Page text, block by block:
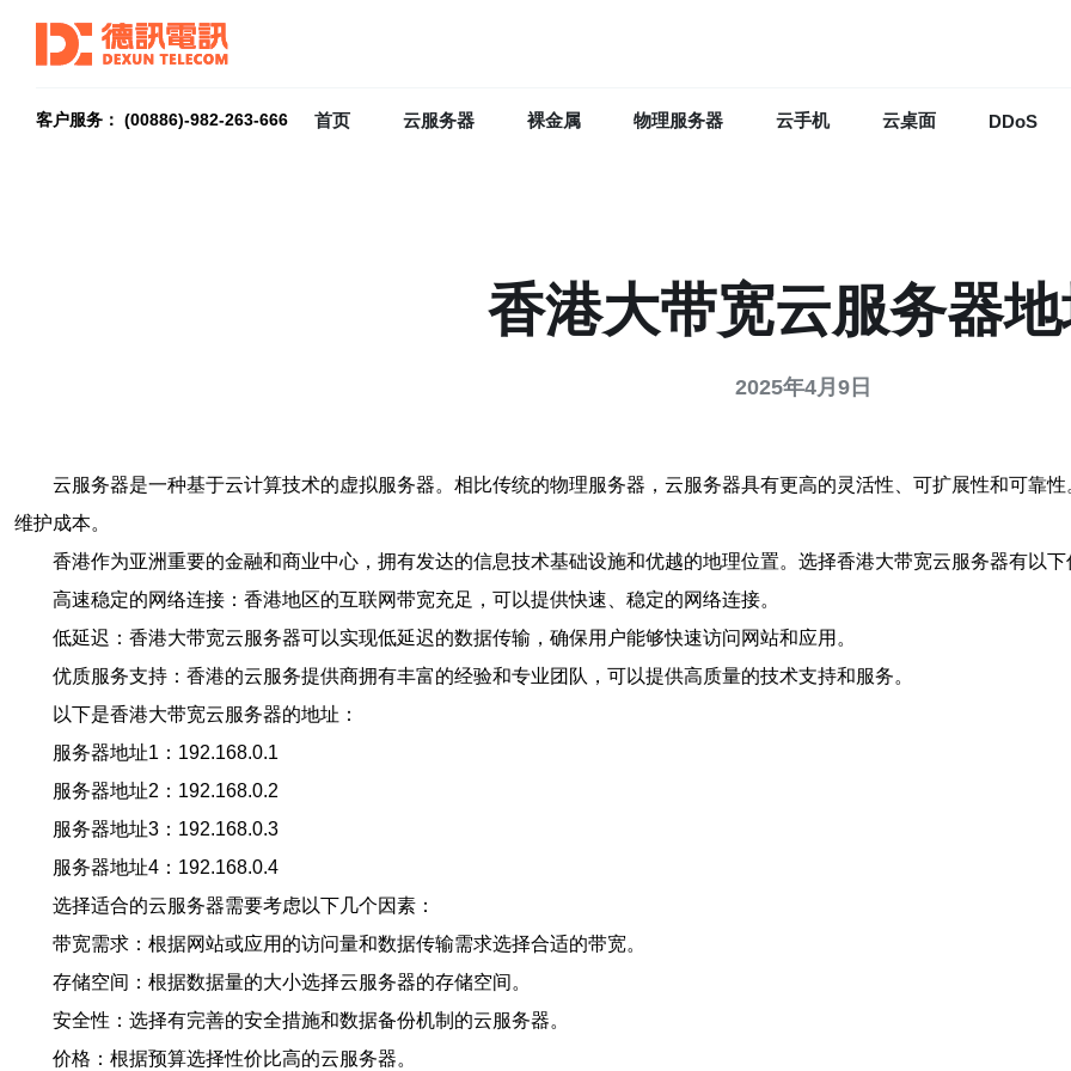
客户服务： (00886)-982-263-666 首页 云服务器 裸金属 物理服务器 云手机 云桌面 DDoS
香港大带宽云服务器
2025年4月9日
云服务器是一种基于云计算技术的虚拟服务器。相比传统的物理服务器，云服务器具有更高的灵活性、可扩展性和可靠
维护成本。
香港作为亚洲重要的金融和商业中心，拥有发达的信息技术基础设施和优越的地理位置。选择香港大带宽云服务器有以下
高速稳定的网络连接：香港地区的互联网带宽充足，可以提供快速、稳定的网络连接。
低延迟：香港大带宽云服务器可以实现低延迟的数据传输，确保用户能够快速访问网站和应用。
优质服务支持：香港的云服务提供商拥有丰富的经验和专业团队，可以提供高质量的技术支持和服务。
以下是香港大带宽云服务器的地址：
服务器地址1：192.168.0.1
服务器地址2：192.168.0.2
服务器地址3：192.168.0.3
服务器地址4：192.168.0.4
选择适合的云服务器需要考虑以下几个因素：
带宽需求：根据网站或应用的访问量和数据传输需求选择合适的带宽。
存储空间：根据数据量的大小选择云服务器的存储空间。
安全性：选择有完善的安全措施和数据备份机制的云服务器。
价格：根据预算选择性价比高的云服务器。